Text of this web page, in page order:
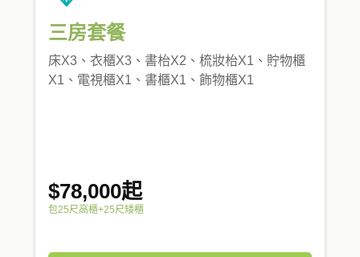
三房套餐
床X3、衣櫃X3、書枱X2、梳妝枱X1、貯物櫃
X1、電視櫃X1、書櫃X1、飾物櫃X1
$78,000起
包25尺高櫃+25尺矮櫃